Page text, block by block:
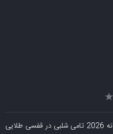
دانلود فیلم پیکی بلایندرز: مرد جاودانه 2026 تامی شلبی در قفسی طلایی